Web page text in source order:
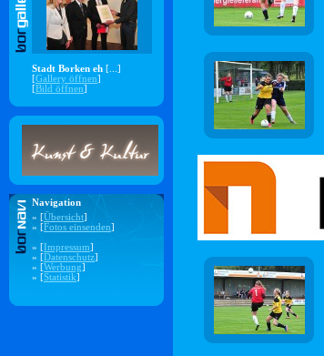
Stadt Borken eh [...]
[Gallery öffnen]
[Bild öffnen]
Navigation
» [Übersicht]
» [Fotos einsenden]
» [Impressum]
» [Datenschutz]
» [Werbung]
» [Statistik]